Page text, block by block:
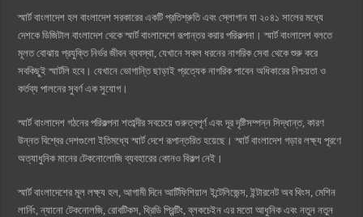
স্মার্ট বাংলাদেশ হল বাংলাদেশ সরকারের একটি প্রতিশ্রুতি এবং স্লোগান যা ২০৪১ সালের মধ্যে
দেশকে ডিজিটাল বাংলাদেশ থেকে স্মার্ট বাংলাদেশে রূপান্তর করার পরিকল্পনা। স্মার্ট বাংলাদেশ বলতে
মূলত বোঝায় প্রযুক্তি নির্ভর জীবন ব্যবস্থা, যেখানে সকল ধরনের নাগরিক সেবা থেকে শুরু করে
সবকিছুই স্মার্টলি হবে। যেখানে ভোগান্তি ছাড়াই প্রত্যেক নাগরিক পাবেন অধিকারের নিশ্চয়তা ও
কর্তব্য পালনের সুবর্ণ এক সুযোগ।
স্মার্ট বাংলাদেশ গঠনের পরিকল্পনা শতাব্দীর সবচেয়ে গুরুত্বপূর্ণ এবং দূর দৃষ্টিসম্পন্ন সিদ্ধান্ত, কারণ
উন্নত বিশ্বের দেশগুলো ইতিমধ্যে স্মার্ট দেশে রূপান্তরিত হয়েছে। স্মার্ট বাংলাদেশ গড়ার লক্ষ্য পূরণে
অত্যাধুনিক মানের টেকনোলোজি ব্যবহারের কোনও বিকল্প নেই।
স্মার্ট বাংলাদেশের মূল লক্ষ্য হল, আগামী দিনে আর্টিফিশিয়াল ইন্টেলিজেন্স, ইন্টারনেট অব থিংস, মেশিন
লার্নিং, ন্যানো টেকনোলজি, রোবটিকস, থ্রিডি প্রিন্টিং, ব্লকচেইন এর মতো আধুনিক এবং নতুন নতুন